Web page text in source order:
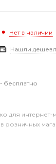
Нет в наличии
Нашли
бесплатно
для интернет-
розничных